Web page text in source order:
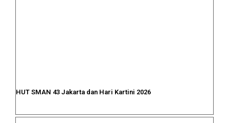
HUT SMAN 43 Jakarta dan Hari Kartini 2026